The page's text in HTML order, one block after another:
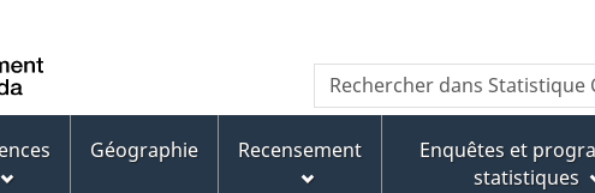
au
contenu
principal
« À
propos
de
ce
version
HTML
simplifiée
Canada
Recherche
Rechercher
dans
Canada
Géographie Recensement
Enquêtes et
statistiques